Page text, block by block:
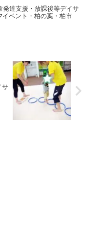
達支援・放課後等デイサ
イベント・柏の葉・柏市
サ